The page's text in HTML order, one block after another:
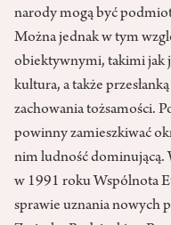
narody mogą być
Można jednak w tym
obiektywnymi, takimi jak
kultura, a także
zachowania tożsamości.
powinny zamieszkiwać
nim ludność dominującą.
w 1991 roku Wspólnota
sprawie uznania nowych